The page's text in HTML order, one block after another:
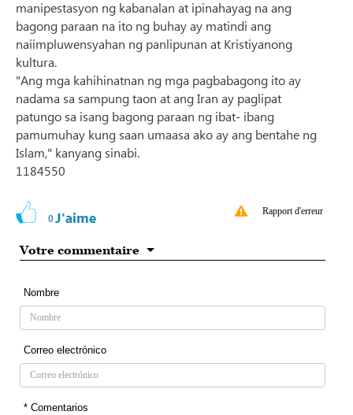
manipestasyon ng kabanalan at ipinahayag na ang
bagong paraan na ito ng buhay ay matindi ang
naiimpluwensyahan ng panlipunan at Kristiyanong
kultura.
"Ang mga kahihinatnan ng mga pagbabagong ito ay
nadama sa sampung taon at ang Iran ay paglipat
patungo sa isang bagong paraan ng ibat- ibang
pamumuhay kung saan umaasa ako ay ang bentahe ng
Islam," kanyang sinabi.
1184550
0J'aime Rapport d'erreur
Votre commentaire
Nombre
Correo electrónico
* Comentarios